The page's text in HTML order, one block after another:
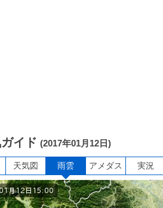
イド (2017年01月12日)
天気図 雨雲 アメダス 実況